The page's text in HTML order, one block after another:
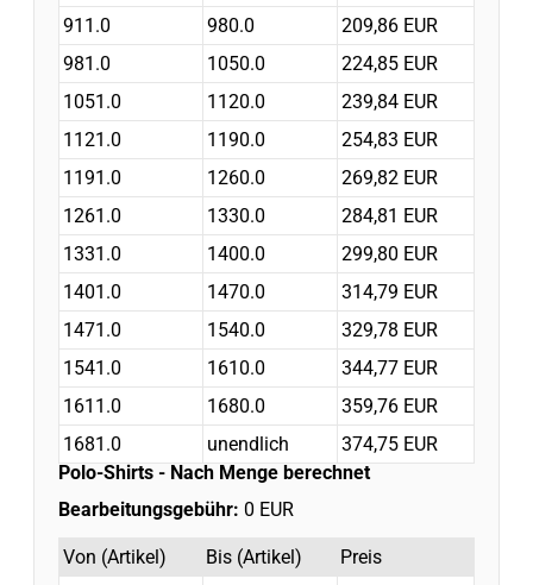
911.0
980.0
209,86 EUR
981.0
1050.0
224,85 EUR
1051.0
1120.0
239,84 EUR
1121.0
1190.0
254,83 EUR
1191.0
1260.0
269,82 EUR
1261.0
1330.0
284,81 EUR
1331.0
1400.0
299,80 EUR
1401.0
1470.0
314,79 EUR
1471.0
1540.0
329,78 EUR
1541.0
1610.0
344,77 EUR
1611.0
1680.0
359,76 EUR
1681.0
unendlich
374,75 EUR
Polo-Shirts - Nach Menge berechnet
Bearbeitungsgebühr: 0 EUR
Von (Artikel) Bis (Artikel)
Preis